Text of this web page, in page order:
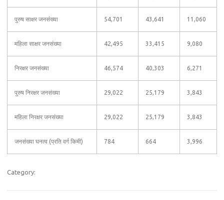
पुरुष साक्षर जनसंख्या 54,701 43,641 11,060
महिला साक्षर जनसंख्या 42,495 33,415 9,080
निरक्षर जनसंख्या 46,574 40,303 6,271
पुरुष निरक्षर जनसंख्या 29,022 25,179 3,843
महिला निरक्षर जनसंख्या 29,022 25,179 3,843
जनसंख्या घनत्व (प्रति वर्ग किमी) 784 664 3,996
Category: